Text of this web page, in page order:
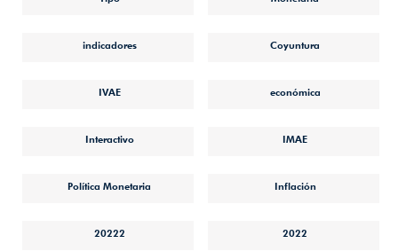
indicadores Coyuntura
IVAE económica
Interactivo IMAE
Política Monetaria Inflación
20222 2022